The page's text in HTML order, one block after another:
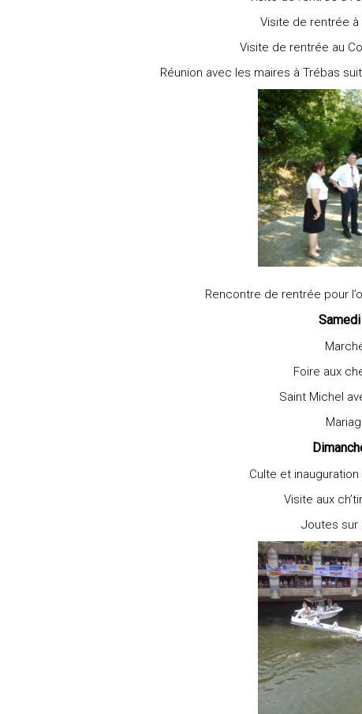
Visite de rentrée à
Visite de rentrée au
Réunion avec les maires à Trébas
Rencontre de rentrée pour
Foire aux
Saint Michel
Culte et
Visite aux
Joutes sur